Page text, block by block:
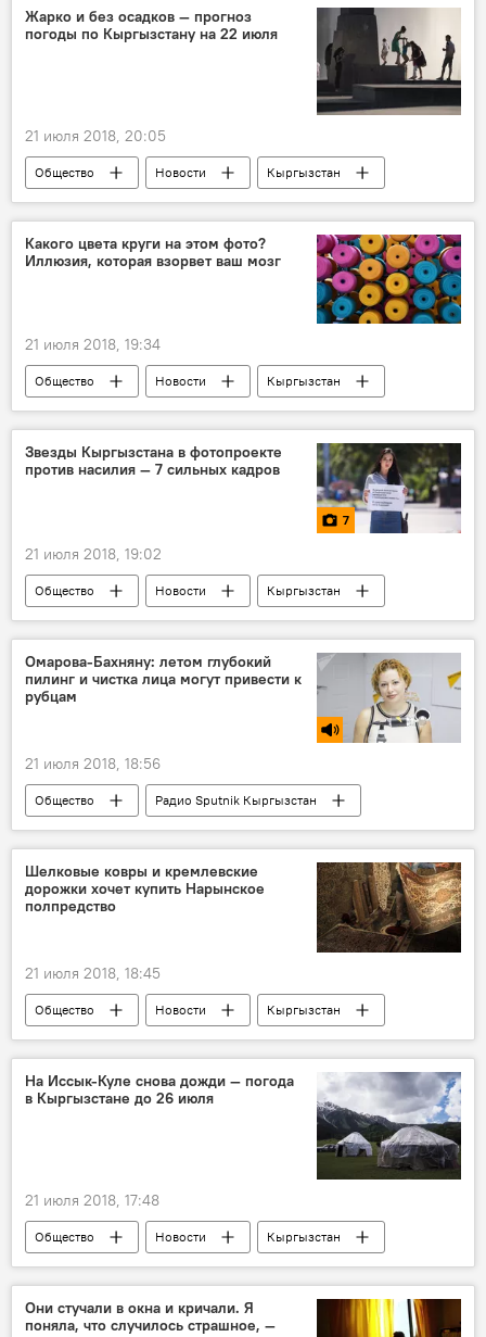
обновление
Жарко и без осадков — прогноз
погоды по Кыргызстану на 22 июля
21 июля 2018, 20:05
Общество Новости
Кыргызстан
прогноз погоды
жара
Какого цвета круги на этом фото?
Иллюзия, которая взорвет ваш мозг
21 июля 2018, 19:34
Общество Новости
Кыргызстан
иллюзия
цвет
Звезды Кыргызстана в фотопроекте
против насилия — 7 сильных кадров
7
21 июля 2018, 19:02
Общество Новости
Кыргызстан
Мультимедиа
фото
Таалайбек Сагынов
Айжан Асемова
Айгуль Курманова
насилие
Омарова-Бахняну: летом глубокий
пилинг и чистка лица могут привести к
рубцам
21 июля 2018, 18:56
Общество
Радио Sputnik Кыргызстан
процедура
лето
кожа
уход
Шелковые ковры и кремлевские
дорожки хочет купить Нарынское
полпредство
21 июля 2018, 18:45
Общество Новости
Кыргызстан
экономика
Нарынская область
тендер
ковры
государственные закупки
На Иссык-Куле снова дожди — погода
в Кыргызстане до 26 июля
21 июля 2018, 17:48
Общество Новости
Кыргызстан
прогноз погоды
погода в Кыргызстане
Они стучали в окна и кричали. Я
поняла, что случилось страшное, —